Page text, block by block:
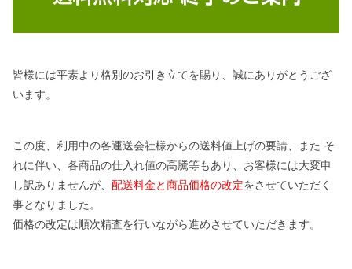
皆様には平素より格別のお引き立てを賜り、誠にありがとうござ
います。
この度、利用中の各運送会社様からの送料値上げの要請、また そ
れに伴い、各商品の仕入れ値の高騰等もあり、お客様には大変申
し訳ありませんが、 配送料金と商品価格の改定をさせていただく
事となりました。
価格の改定は順次精査を行いながら進めさせていただきます。